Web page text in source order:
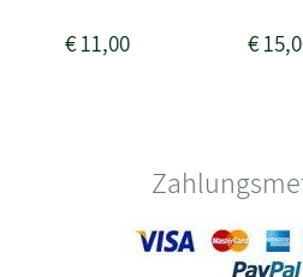
€11,00 €